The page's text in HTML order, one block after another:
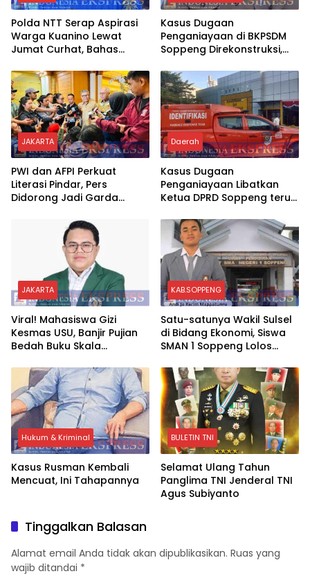
Polda NTT Serap Aspirasi
Warga Kuanino Lewat
Jumat Curhat, Bahas
Kejahatan Siber
Kasus Dugaan
Penganiayaan di BKPSDM
Soppeng Direkonstruksi,
Hukum Terus Berjalan
JAKARTA
PWI dan AFPI Perkuat
Literasi Pindar, Pers
Didorong Jadi Garda
Lawan Pinjol Ilegal
Daerah
Kasus Dugaan
Penganiayaan Libatkan
Ketua DPRD Soppeng terus
Sulsel Gelar Rekonstruksi
JAKARTA
Viral! Mahasiswa Gizi
Kesmas USU, Banjir Pujian
Bedah Buku Skala
Rupiah Referensi Akademik
Dunia
KAB.SOPPENG
Satu-satunya Wakil Sulsel
di Bidang Ekonomi, Siswa
SMAN 1 Soppeng Lolos
2026
Hukum & Kriminal
Kasus Rusman Kembali
Mencuat, Ini Tahapannya
BULETIN TNI
Selamat Ulang Tahun
Panglima TNI Jenderal TNI
Agus Subiyanto
Tinggalkan Balasan
Alamat email Anda tidak akan dipublikasikan. Ruas yang
wajib ditandai *